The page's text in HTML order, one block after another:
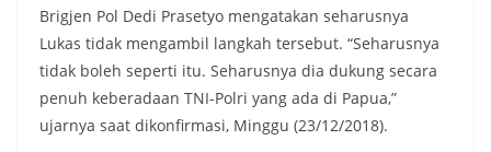
Brigjen Pol Dedi Prasetyo mengatakan seharusnya
Lukas tidak mengambil langkah tersebut. “Seharusnya
tidak boleh seperti itu. Seharusnya dia dukung secara
penuh keberadaan TNI-Polri yang ada di Papua,”
ujarnya saat dikonfirmasi, Minggu (23/12/2018).